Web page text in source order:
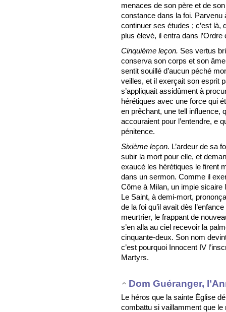
menaces de son père et de
constance dans la foi. Parvenu
continuer ses études ; c’est là,
plus élevé, il entra dans
Cinquième leçon. Ses vertus
conserva son corps et son
sentit souillé d’aucun péché
veilles, et il exerçait son esprit
s’appliquait assidûment à
hérétiques avec une force qui
en prêchant, une tell influence,
accouraient pour l’entendre, e
pénitence.
Sixième leçon. L’ardeur de sa
subir la mort pour elle, et
exaucé les hérétiques le firent
dans un sermon. Comme il
Côme à Milan, un impie sicaire
Le Saint, à demi-mort,
de la foi qu’il avait dès
meurtrier, le frappant de
s’en alla au ciel recevoir la
cinquante-deux. Son nom
c’est pourquoi Innocent IV
Martyrs.
Dom Guéranger,
Le héros que la sainte Église
combattu si vaillamment que le